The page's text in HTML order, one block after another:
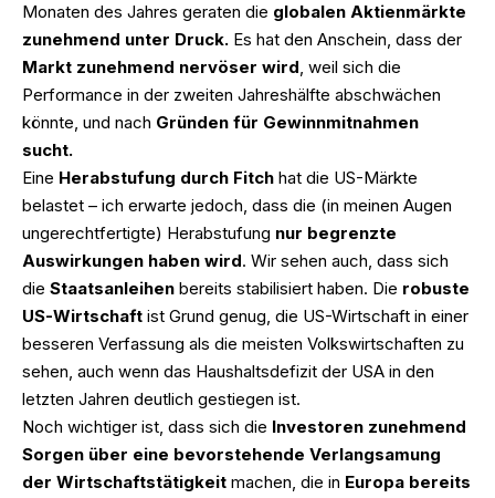
Monaten des Jahres geraten die globalen Aktienmärkte
zunehmend unter Druck. Es hat den Anschein, dass der
Markt zunehmend nervöser wird, weil sich die
Performance in der zweiten Jahreshälfte abschwächen
könnte, und nach Gründen für Gewinnmitnahmen
sucht.
Eine Herabstufung durch Fitch hat die US-Märkte
belastet – ich erwarte jedoch, dass die (in meinen Augen
ungerechtfertigte) Herabstufung nur begrenzte
Auswirkungen haben wird. Wir sehen auch, dass sich
die Staatsanleihen bereits stabilisiert haben. Die robuste
US-Wirtschaft ist Grund genug, die US-Wirtschaft in einer
besseren Verfassung als die meisten Volkswirtschaften zu
sehen, auch wenn das Haushaltsdefizit der USA in den
letzten Jahren deutlich gestiegen ist.
Noch wichtiger ist, dass sich die Investoren zunehmend
Sorgen über eine bevorstehende Verlangsamung
der Wirtschaftstätigkeit machen, die in Europa bereits